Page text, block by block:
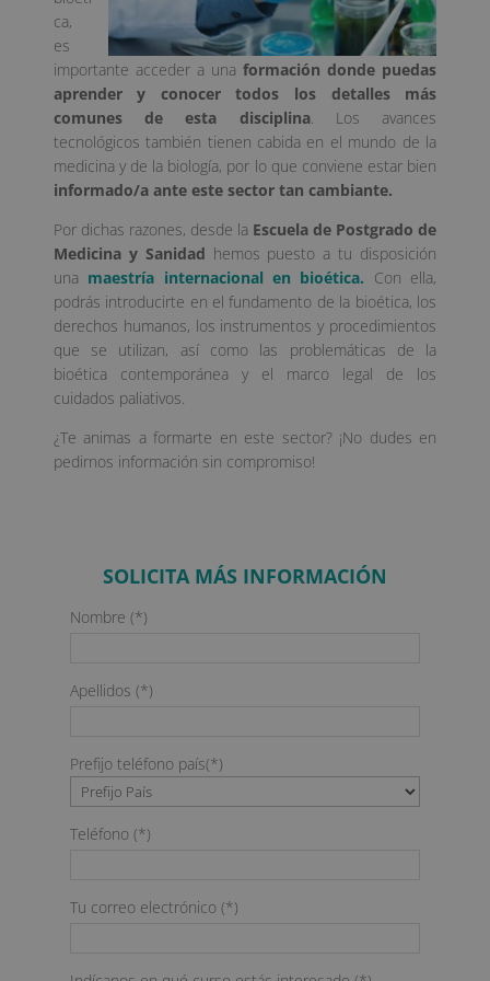
ca,
es
importante acceder a unaformación donde puedas
aprender y conocer todos los detalles más
comunes de esta disciplina. Los avances
tecnológicos también tienen cabida en el mundo de la
medicina y de la biología, por lo que conviene estar bien
informado/a ante este sector tan cambiante.
Por dichas razones, desde la Escuela de Postgrado de
Medicina y Sanidad hemos puesto a tu disposición
una maestría internacional en bioética. Con ella,
podrás introducirte en el fundamento de la bioética, los
derechos humanos, los instrumentos y procedimientos
que se utilizan, así como las problemáticas de la
bioética contemporánea y el marco legal de los
cuidados paliativos.
¿Te animas a formarte en este sector? ¡No dudes en
pedirnos información sin compromiso!
SOLICITA MÁS INFORMACIÓN
Nombre (*)
Apellidos (*)
Prefijo teléfono país(*)
Teléfono (*)
Tu correo electrónico (*)